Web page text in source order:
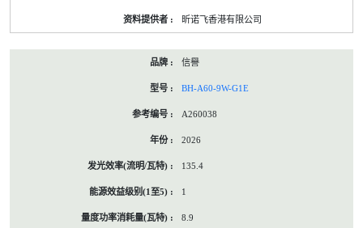
昕诺飞香港有限公司
信譽
BH-A60-9W-G1E
A260038
2026
135.4
1
8.9